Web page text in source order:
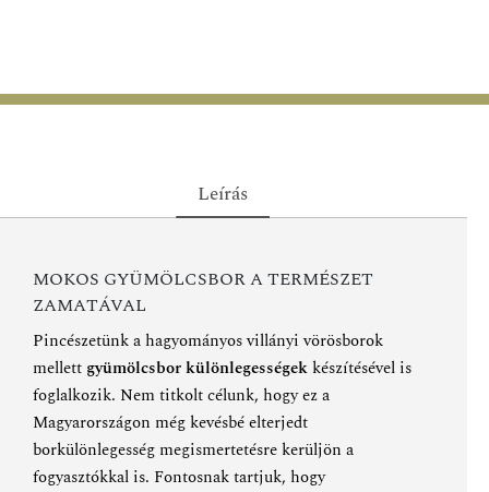
Leírás
MOKOS GYÜMÖLCSBOR A TERMÉSZET
ZAMATÁVAL
Pincészetünk a hagyományos villányi vörösborok
mellett gyümölcsbor különlegességek készítésével is
foglalkozik. Nem titkolt célunk, hogy ez a
Magyarországon még kevésbé elterjedt
borkülönlegesség megismertetésre kerüljön a
fogyasztókkal is. Fontosnak tartjuk, hogy